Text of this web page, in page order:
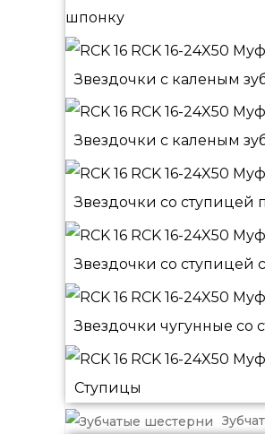
шпонку
Звездочки с каленым
Звездочки с каленым
Звездочки со ступицей
Звездочки со ступицей
Звездочки чугунные со
Ступицы